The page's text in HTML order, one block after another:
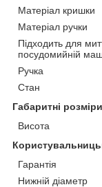
Матеріал кришки
Матеріал ручки
Підходить для
посудомийній
Ручка
Стан
Габаритні розміри
Висота
Гарантія
Нижній діаметр